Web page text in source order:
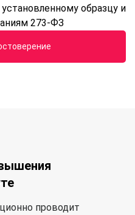
образцу и
273-ФЗ
проводит